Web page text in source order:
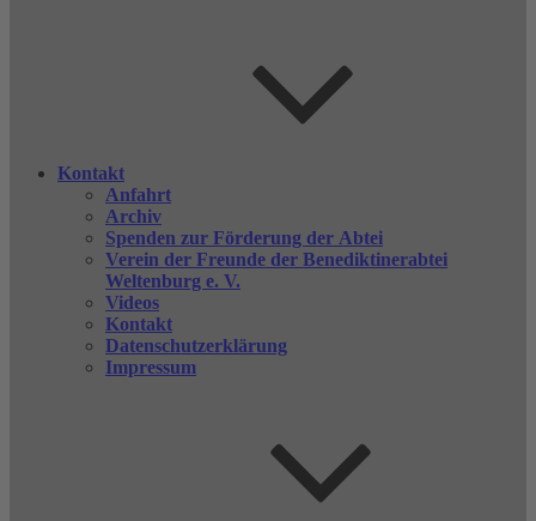
Kontakt
Anfahrt
Archiv
Spenden zur Förderung der Abtei
Verein der Freunde der Benediktinerabtei
Weltenburg e. V.
Videos
Kontakt
Datenschutzerklärung
Impressum